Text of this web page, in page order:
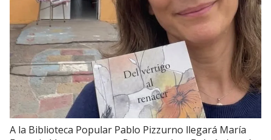
A la Biblioteca Popular Pablo Pizzurno llegará María